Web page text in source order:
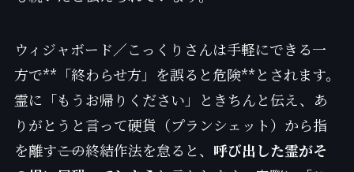
ウィジャボード／こっくりさんは手軽にできる一
方で**「終わらせ方」を誤ると危険**とされます。
霊に「もうお帰りください」ときちんと伝え、あ
りがとうと言って硬貨（プランシェット）から指
を離す――この終結作法を怠ると、 呼び出した霊がそ